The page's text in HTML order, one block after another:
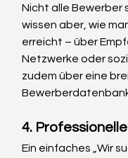
Nicht alle Bewerber
wissen aber, wie
erreicht – über
Netzwerke oder
zudem über eine
4.
Ein einfaches „Wir